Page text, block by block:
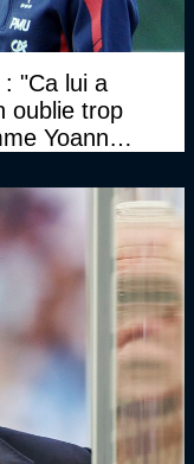
"Ca lui a
oublie trop
Yoann